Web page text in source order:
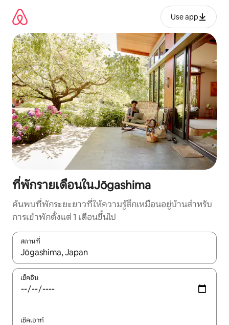
เนื้อหา
Use app
ที่พักรายเดือนในJōgashima
ค้นพบที่พักระยะยาวที่ให้ความรู้สึกเหมือนอยู่บ้านสำหรับ
การเข้าพักตั้งแต่ 1 เดือนขึ้นไป
สถานที่
ใช้ลูกศรขึ้นลง หรือใช้การสัมผัสหรือปัด เพื่อสำรวจผลการค้นหา
เช็คอิน
เช็คเอาท์